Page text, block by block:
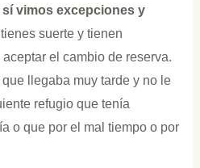
sí vimos excepciones y
suerte y tienen
el cambio de reserva.
llegaba muy tarde y no le
refugio que tenía
o que por el mal tiempo o por